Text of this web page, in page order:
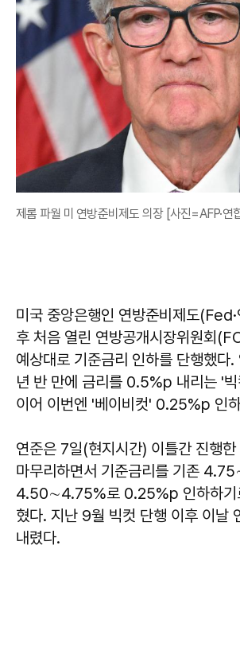
제롬 파월 미 연방준비제도 의장 [사진=AFP·연
미국 중앙은행인 연방준비제도(Fed·
후 처음 열린 연방공개시장위원회
예상대로 기준금리 인하를 단행했다
년 반 만에 금리를 0.5%p 내리는 '빅
이어 이번엔 '베이비컷' 0.25%p 인
연준은 7일(현지시간) 이틀간 진행
마무리하면서 기준금리를 기존
4.50∼4.75%로 0.25%p 인하하기
혔다. 지난 9월 빅컷 단행 이후 이날
내렸다.